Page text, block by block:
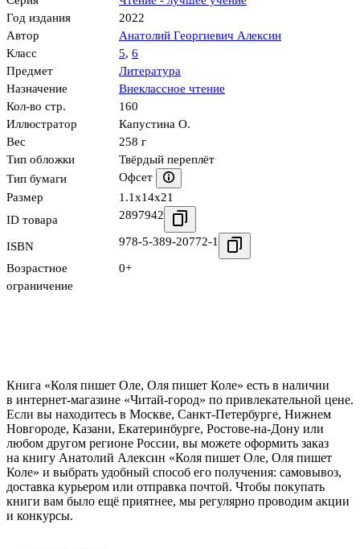
Год издания
2022
Автор
Анатолий Георгиевич Алексин
Класс
5, 6
Предмет
Литература
Назначение
Внеклассное чтение
Кол-во стр.
160
Иллюстратор
Капустина О.
Вес
258 г
Тип обложки
Твёрдый переплёт
Тип бумаги
Офсет
Размер
1.1x14x21
ID товара
2897942
ISBN 978-5-389-20772-1
Возрастное
ограничение
0+
Книга «Коля пишет Оле, Оля пишет Коле» есть в наличии
в интернет-магазине «Читай-город» по привлекательной цене.
Если вы находитесь в Москве, Санкт-Петербурге, Нижнем
Новгороде, Казани, Екатеринбурге, Ростове-на-Дону или
любом другом регионе России, вы можете оформить заказ
на книгу Анатолий Алексин «Коля пишет Оле, Оля пишет
Коле» и выбрать удобный способ его получения: самовывоз,
доставка курьером или отправка почтой. Чтобы покупать
книги вам было ещё приятнее, мы регулярно проводим акции
и конкурсы.